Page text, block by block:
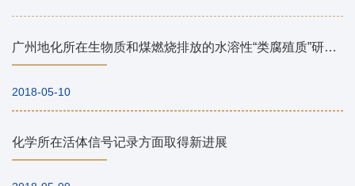
广州地化所在生物质和煤燃烧排放的水溶性“类腐殖质”研究取得新进展
2018-05-10
化学所在活体信号记录方面取得新进展